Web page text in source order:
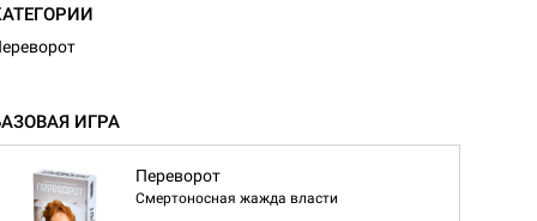
ИГРА
Переворот
Смертоносная жажда власти